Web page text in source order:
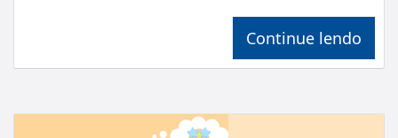
Continue lendo